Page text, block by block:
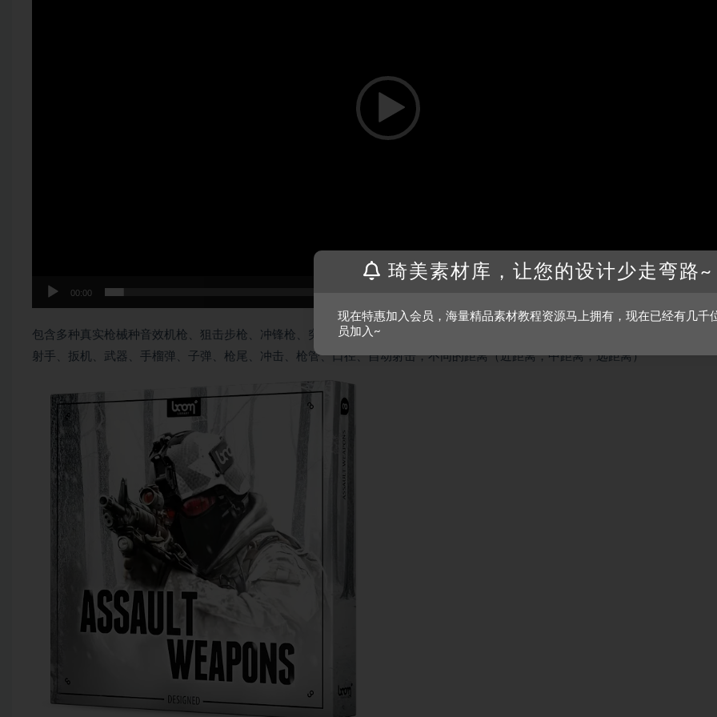
00:00
包含多种真实枪械种音效机枪、狙击步枪、冲锋枪、突击步枪、反器材步枪、榴弹发射器、连发、单发、手枪、霰弹枪、领夹式步
射手、扳机、武器、手榴弹、子弹、枪尾、冲击、枪管、口径、自动射击，不同的距离（近距离，中距离，远距离）
琦美素材库，让您的设计少走弯路~
现在特惠加入会员，海量精品素材教程资源马上拥有，现在已经有几千
员加入~